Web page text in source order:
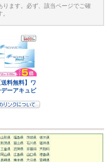
ます。必ず、該当ページでご確